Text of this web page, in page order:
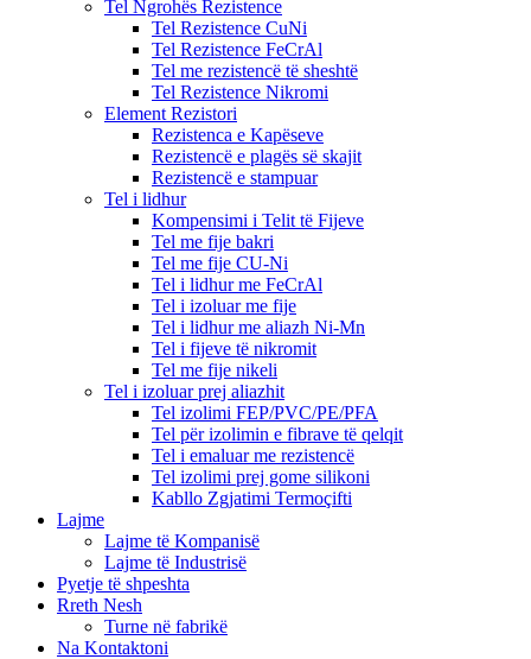
Tel Ngrohës Rezistence
Tel Rezistence CuNi
Tel Rezistence FeCrAl
Tel me rezistencë të sheshtë
Tel Rezistence Nikromi
Element Rezistori
Rezistenca e Kapëseve
Rezistencë e plagës së skajit
Rezistencë e stampuar
Tel i lidhur
Kompensimi i Telit të Fijeve
Tel me fije bakri
Tel me fije CU-Ni
Tel i lidhur me FeCrAl
Tel i izoluar me fije
Tel i lidhur me aliazh Ni-Mn
Tel i fijeve të nikromit
Tel me fije nikeli
Tel i izoluar prej aliazhit
Tel izolimi FEP/PVC/PE/PFA
Tel për izolimin e fibrave të qelqit
Tel i emaluar me rezistencë
Tel izolimi prej gome silikoni
Kabllo Zgjatimi Termoçifti
Lajme
Lajme të Kompanisë
Lajme të Industrisë
Pyetje të shpeshta
Rreth Nesh
Turne në fabrikë
Na Kontaktoni